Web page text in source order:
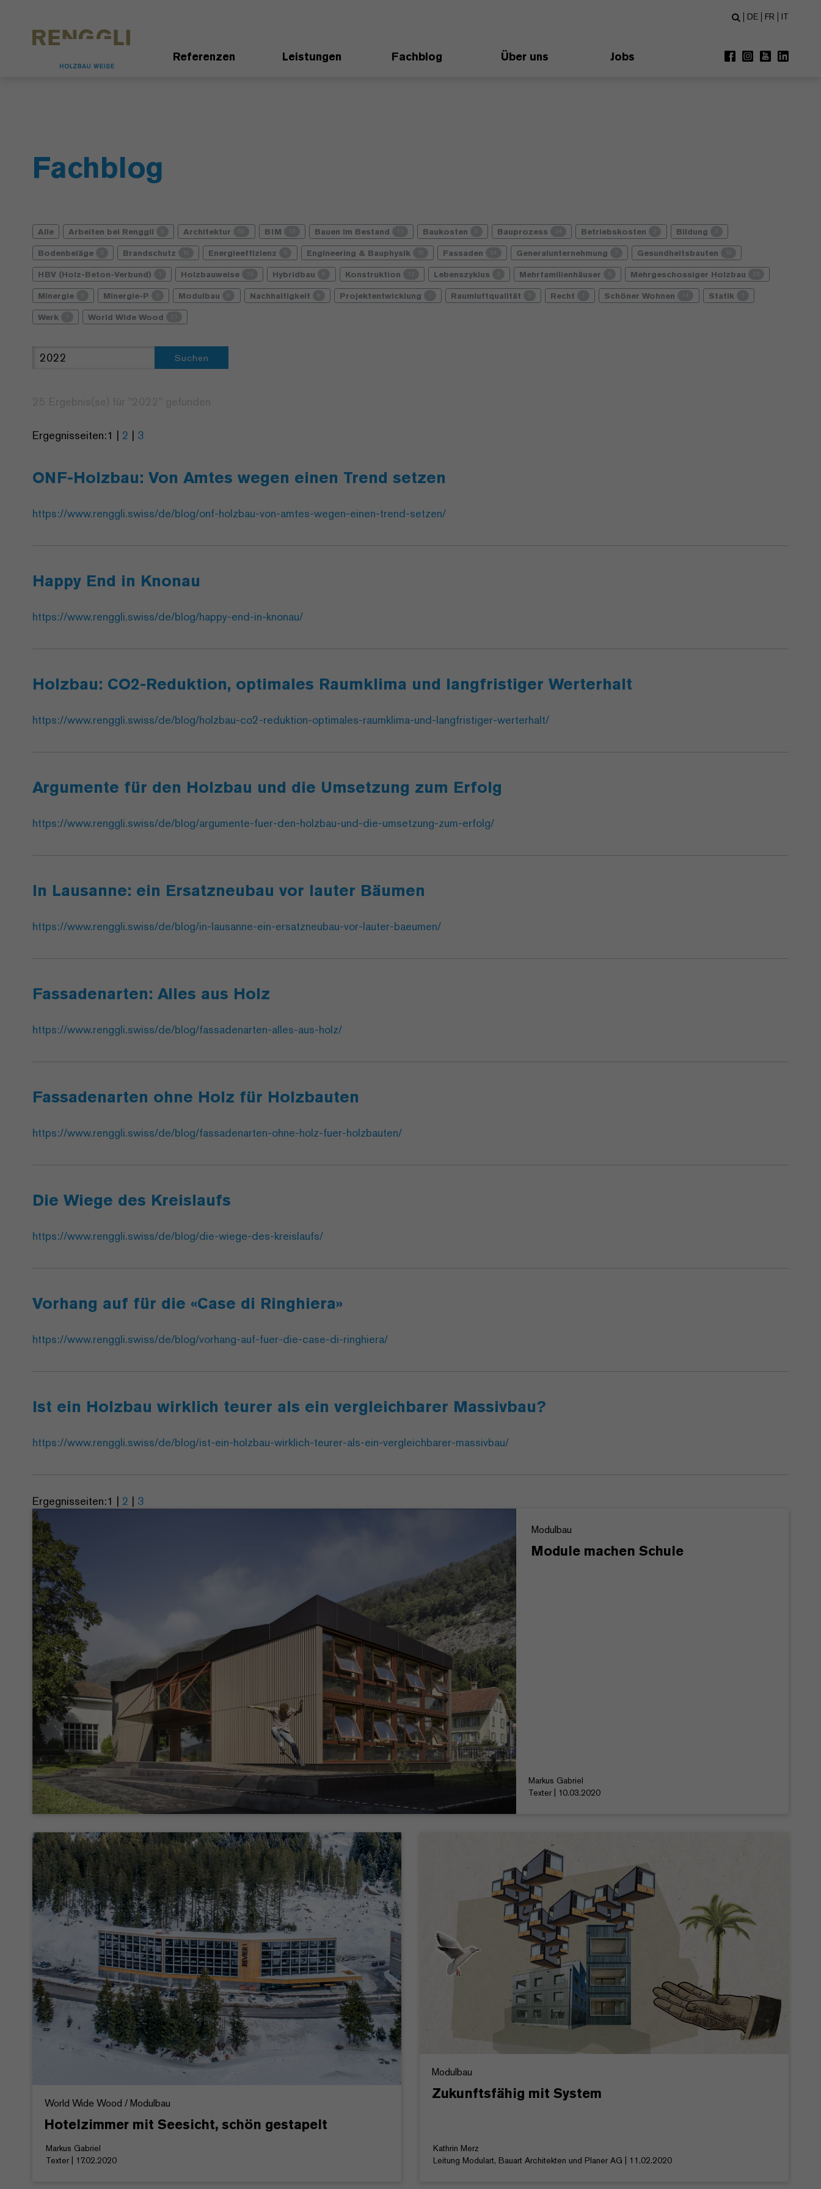
Referenzen Leistungen Fachblog Über uns Jobs
DE FR IT
Fachblog
Alle Arbeiten bei Renggli Architektur BIM Bauen im Bestand Baukosten Bauprozess Betriebskosten Bildung
Bodenbeläge Brandschutz Energieeffizienz Engineering & Bauphysik Fassaden Generalunternehmung Gesundheitsbauten
HBV (Holz-Beton-Verbund) Holzbauweise Hybridbau Konstruktion Lebenszyklus Mehrfamilienhäuser Mehrgeschossiger Holzbau
Minergie Minergie-P Modulbau Nachhaltigkeit Projektentwicklung Raumluftqualität Recht Schöner Wohnen Statik
Werk World Wide Wood
Suchen
Ergegnisseiten:1 | 2 | 3
ONF-Holzbau: Von Amtes wegen einen Trend setzen
https://www.renggli.swiss/de/blog/onf-holzbau-von-amtes-wegen-einen-trend-setzen/
Happy End in Knonau
https://www.renggli.swiss/de/blog/happy-end-in-knonau/
Holzbau: CO2-Reduktion, optimales Raumklima und langfristiger Werterhalt
https://www.renggli.swiss/de/blog/holzbau-co2-reduktion-optimales-raumklima-und-langfristiger-werterhalt/
Argumente für den Holzbau und die Umsetzung zum Erfolg
https://www.renggli.swiss/de/blog/argumente-fuer-den-holzbau-und-die-umsetzung-zum-erfolg/
In Lausanne: ein Ersatzneubau vor lauter Bäumen
https://www.renggli.swiss/de/blog/in-lausanne-ein-ersatzneubau-vor-lauter-baeumen/
Fassadenarten: Alles aus Holz
https://www.renggli.swiss/de/blog/fassadenarten-alles-aus-holz/
Fassadenarten ohne Holz für Holzbauten
https://www.renggli.swiss/de/blog/fassadenarten-ohne-holz-fuer-holzbauten/
Die Wiege des Kreislaufs
https://www.renggli.swiss/de/blog/die-wiege-des-kreislaufs/
Vorhang auf für die «Case di Ringhiera»
https://www.renggli.swiss/de/blog/vorhang-auf-fuer-die-case-di-ringhiera/
Ist ein Holzbau wirklich teurer als ein vergleichbarer Massivbau?
https://www.renggli.swiss/de/blog/ist-ein-holzbau-wirklich-teurer-als-ein-vergleichbarer-massivbau/
Ergegnisseiten:1 | 2 | 3
Modulbau
Module machen Schule
Markus Gabriel
Texter | 10.03.2020
World Wide Wood / Modulbau
Hotelzimmer mit Seesicht, schön gestapelt
Markus Gabriel
Texter | 17.02.2020
Modulbau
Zukunftsfähig mit System
Kathrin Merz
Leitung Modulart, Bauart Architekten und Planer AG | 11.02.2020